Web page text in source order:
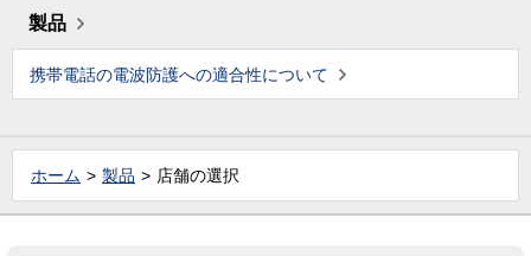
製品
携帯電話の電波防護への適合性について
ホーム 製品 店舗の選択